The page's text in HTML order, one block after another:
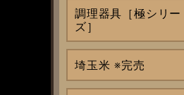
調理器具［極シリー
ズ］
埼玉米 ※完売